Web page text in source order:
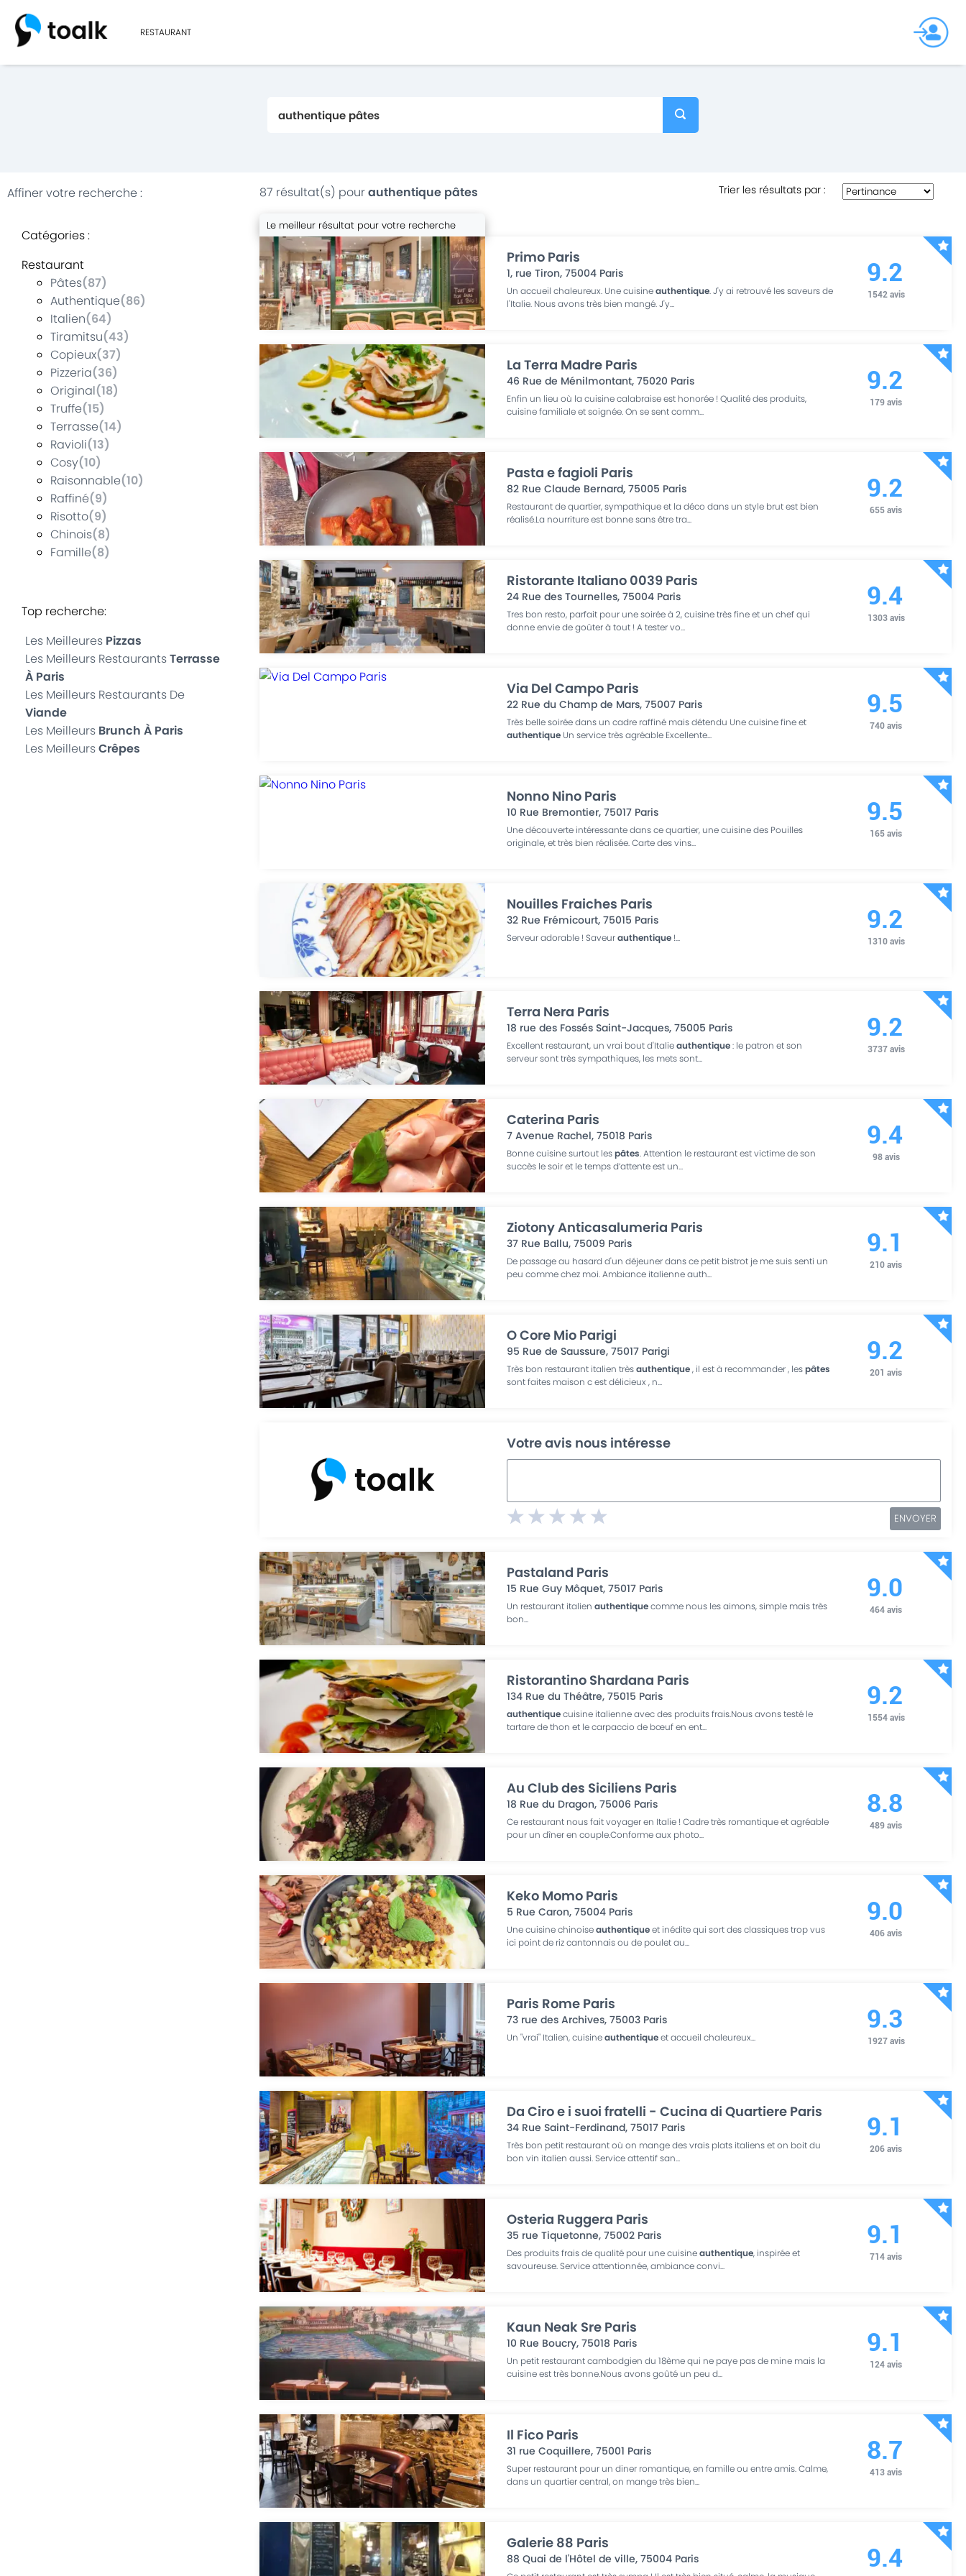
RESTAURANT
Affiner votre recherche: 87 résultat(s) pourauthentique pâtes Trier les résultats par:
Catégories:
Restaurant
Pâtes(87)
Authentique(86)
Italien(64)
Tiramitsu(43)
Copieux(37)
Pizzeria(36)
Original(18)
Truffe(15)
Terrasse(14)
Ravioli(13)
Cosy(10)
Raisonnable(10)
Raffiné(9)
Risotto(9)
Chinois(8)
Famille(8)
Top recherche:
Les Meilleures Pizzas
Les Meilleurs RestaurantsTerrasse
À Paris
Les Meilleurs Restaurants De
Viande
Les Meilleurs Brunch À Paris
Les MeilleursCrêpes
Le meilleur résultat pour votre recherche
Primo Paris
1, rue Tiron,75004 Paris
Un accueil chaleureux. Une cuisineauthentique. J'y ai retrouvé les saveurs de
l'Italie. Nous avons très bien mangé. J'y...
9.2
1542 avis
La Terra Madre Paris
46 Rue de Ménilmontant,75020 Paris
Enfin un lieu où la cuisine calabraise est honorée ! Qualité des produits,
cuisine familiale et soignée. On se sent comm...
9.2
179 avis
Pasta e fagioli Paris
82 Rue Claude Bernard,75005 Paris
Restaurant de quartier, sympathique et la déco dans un style brut est bien
réalisé.La nourriture est bonne sans être tra...
9.2
655 avis
Ristorante Italiano 0039 Paris
24 Rue des Tournelles,75004 Paris
Tres bon resto, parfait pour une soirée à 2, cuisine très fine et un chef qui
donne envie de goûter à tout ! A tester vo...
9.4
1303 avis
Via Del Campo Paris
22 Rue du Champ de Mars,75007 Paris
Très belle soirée dans un cadre raffiné mais détendu Une cuisine fine et
authentique Un service très agréable Excellente...
9.5
740 avis
Nonno Nino Paris
10 Rue Bremontier,75017 Paris
Une découverte intéressante dans ce quartier, une cuisine des Pouilles
originale, et très bien réalisée. Carte des vins...
9.5
165 avis
Nouilles Fraiches Paris
32 Rue Frémicourt,75015 Paris
Serveur adorable ! Saveurauthentique !...
9.2
1310 avis
Terra Nera Paris
18 rue des Fossés Saint-Jacques,75005 Paris
Excellent restaurant, un vrai bout d'Italieauthentique: le patron et son
serveur sont très sympathiques, les mets sont...
9.2
3737 avis
Caterina Paris
7 Avenue Rachel,75018 Paris
Bonne cuisine surtout lespâtes. Attention le restaurant est victime de son
succès le soir et le temps d’attente est un...
9.4
98 avis
Ziotony Anticasalumeria Paris
37 Rue Ballu,75009 Paris
De passage au hasard d'un déjeuner dans ce petit bistrot je me suis senti un
peu comme chez moi. Ambiance italienne auth...
9.1
210 avis
O Core Mio Parigi
95 Rue de Saussure,75017 Parigi
Très bon restaurant italien trèsauthentique, il est à recommander , lespâtes
sont faites maison c est délicieux , n...
9.2
201 avis
Votre avis nous intéresse
ENVOYER
Pastaland Paris
15 Rue Guy Môquet,75017 Paris
Un restaurant italienauthentiquecomme nous les aimons, simple mais très
bon...
9.0
464 avis
Ristorantino Shardana Paris
134 Rue du Théâtre,75015 Paris
authentiquecuisine italienne avec des produits frais.Nous avons testé le
tartare de thon et le carpaccio de bœuf en ent...
9.2
1554 avis
Au Club des Siciliens Paris
18 Rue du Dragon,75006 Paris
Ce restaurant nous fait voyager en Italie ! Cadre très romantique et agréable
pour un dîner en couple.Conforme aux photo...
8.8
489 avis
Keko Momo Paris
5 Rue Caron,75004 Paris
Une cuisine chinoiseauthentiqueet inédite qui sort des classiques trop vus
ici point de riz cantonnais ou de poulet au...
9.0
406 avis
Paris Rome Paris
73 rue des Archives,75003 Paris
Un "vrai" Italien, cuisineauthentiqueet accueil chaleureux...
9.3
1927 avis
Da Ciro e i suoi fratelli - Cucina di Quartiere Paris
34 Rue Saint-Ferdinand,75017 Paris
Très bon petit restaurant où on mange des vrais plats italiens et on boit du
bon vin italien aussi. Service attentif san...
9.1
206 avis
Osteria Ruggera Paris
35 rue Tiquetonne,75002 Paris
Des produits frais de qualité pour une cuisineauthentique, inspirée et
savoureuse. Service attentionnée, ambiance convi...
9.1
714 avis
Kaun Neak Sre Paris
10 Rue Boucry,75018 Paris
Un petit restaurant cambodgien du 18ème qui ne paye pas de mine mais la
cuisine est très bonne.Nous avons goûté un peu d...
9.1
124 avis
Il Fico Paris
31 rue Coquillere,75001 Paris
Super restaurant pour un diner romantique, en famille ou entre amis. Calme,
dans un quartier central, on mange très bien...
8.7
413 avis
Galerie 88 Paris
88 Quai de l'Hôtel de ville,75004 Paris 9.4